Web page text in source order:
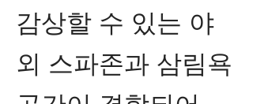
감상할 수 있는 야
외 스파존과 삼림욕